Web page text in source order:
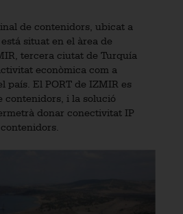
de contenidors, ubicat a
situat en el àrea de
tercera ciutat de Turquía
econòmica com a
país. El PORT de IZMIR es
contenidors, i la solució
donar conectivitat IP